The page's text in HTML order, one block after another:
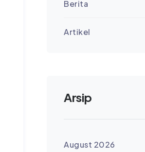
Berita
Artikel
Arsip
August 2026